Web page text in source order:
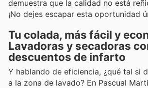
demuestra que la calidad no está
¡No dejes escapar esta oportunidad
Tu colada, más fácil y
Lavadoras y secadoras
descuentos de infarto
Y hablando de eficiencia, ¿qué tal si
a la zona de lavado? En Pascual